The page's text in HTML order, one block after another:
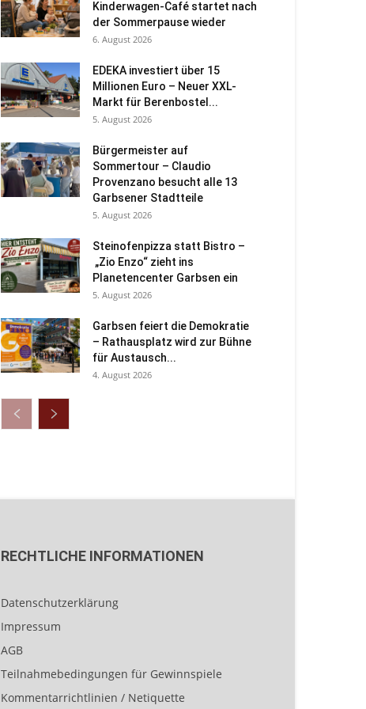
Kinderwagen-Café startet nach
der Sommerpause wieder
6. August 2026
EDEKA investiert über 15
Millionen Euro – Neuer XXL-
Markt für Berenbostel...
5. August 2026
Bürgermeister auf
Sommertour – Claudio
Provenzano besucht alle 13
Garbsener Stadtteile
5. August 2026
Steinofenpizza statt Bistro –
„Zio Enzo“ zieht ins
Planetencenter Garbsen ein
5. August 2026
Garbsen feiert die Demokratie
– Rathausplatz wird zur Bühne
für Austausch...
4. August 2026
RECHTLICHE INFORMATIONEN
Datenschutzerklärung
Impressum
AGB
Teilnahmebedingungen für Gewinnspiele
Kommentarrichtlinien / Netiquette